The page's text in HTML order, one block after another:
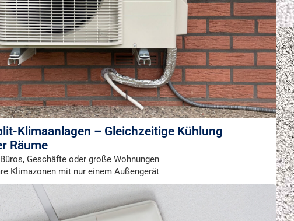
Klimaanlagen – Gleichzeitige Kühlung
Räume
Geschäfte oder große Wohnungen
Klimazonen mit nur einem Außengerät